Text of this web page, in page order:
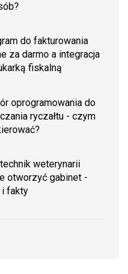
do fakturowania
za darmo a integracja
fiskalną
oprogramowania do
ryczałtu - czym
weterynarii
otworzyć gabinet -
fakty